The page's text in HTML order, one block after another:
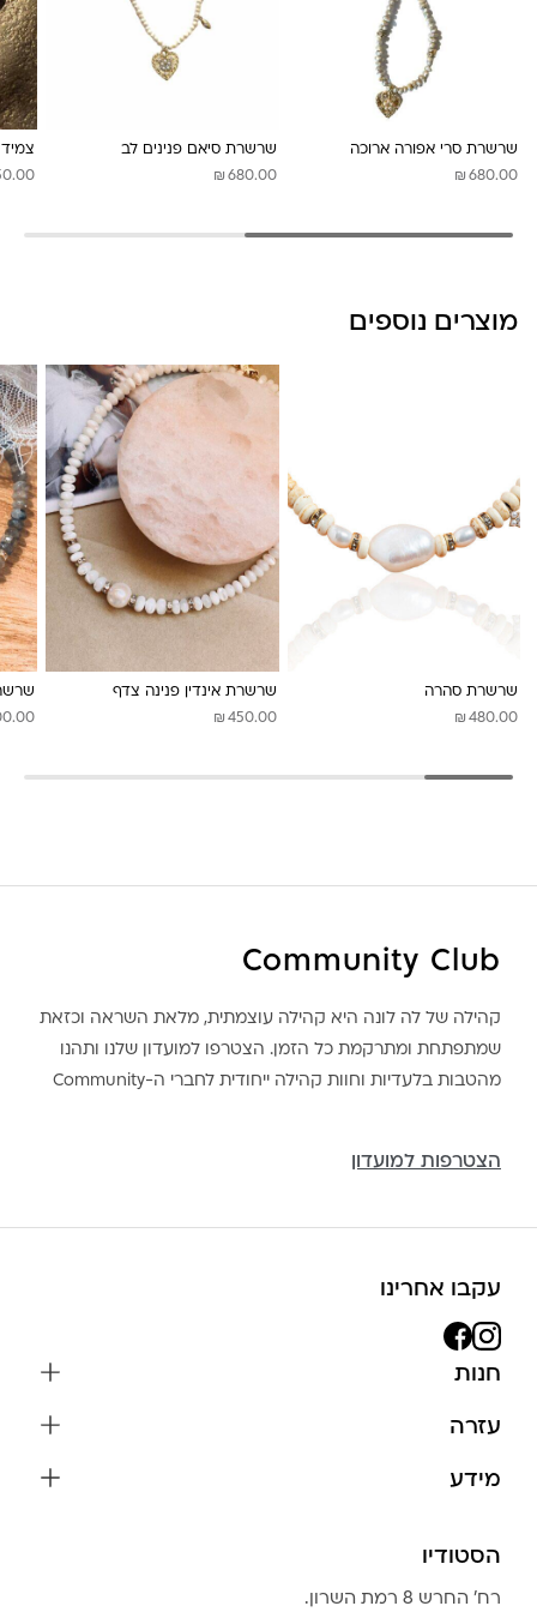
שרשרת סרי אפורה ארוכה
₪ 680.00
שרשרת סיאם פנינים לב
₪ 680.00
צמיד
מוצרים נוספים
שרשרת סהרה
₪ 480.00
שרשרת אינדין פנינה צדף
₪ 450.00
Community Club
קהילה של לה לונה היא קהילה עוצמתית, מלאת השראה וכזאת
שמתפתחת ומתרקמת כל הזמן. הצטרפו למועדון שלנו ותהנו
מהטבות בלעדיות וחוות קהילה ייחודית לחברי ה-Community
הצטרפות למועדון
עקבו אחרינו
חנות
צמידים
בגדים
אביזרים
עזרה
מידע
שמירה על התכשיטים
הצהרת נגישות
הסטודיו
רח׳ החרש 8 רמת השרון.